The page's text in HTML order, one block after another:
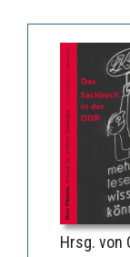
Hrsg. von